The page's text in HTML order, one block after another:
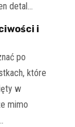
detal…
i
po
które
w
mimo